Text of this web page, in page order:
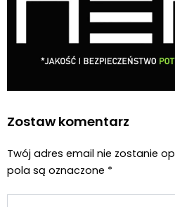
Zostaw komentarz
Twój adres email nie zostanie
pola są oznaczone *